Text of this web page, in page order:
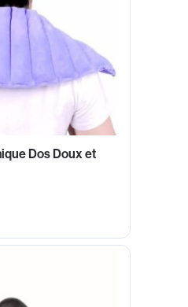
Dos Doux et